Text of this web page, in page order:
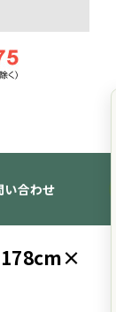
い合わせ
178cm×